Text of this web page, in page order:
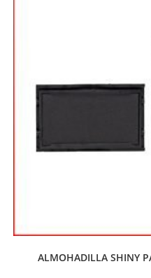
ALMOHADILLA SHINY